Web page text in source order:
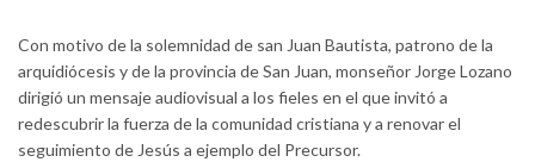
Con motivo de la solemnidad de san Juan Bautista, patrono de la
arquidiócesis y de la provincia de San Juan, monseñor Jorge Lozano
dirigió un mensaje audiovisual a los fieles en el que invitó a
redescubrir la fuerza de la comunidad cristiana y a renovar el
seguimiento de Jesús a ejemplo del Precursor.